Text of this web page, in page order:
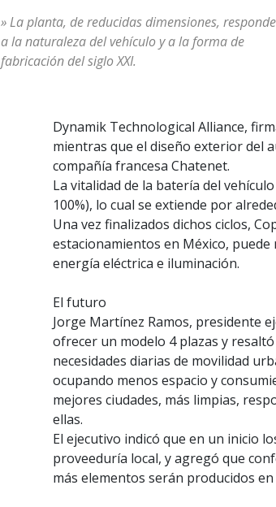
» La planta, de reducidas dimensiones, responde
a la naturaleza del vehículo y a la forma de
fabricación del siglo XXI.
Dynamik Technological Alliance,
mientras que el diseño exterior del
compañía francesa Chatenet.
La vitalidad de la batería del
100%), lo cual se extiende por
Una vez finalizados dichos ciclos,
estacionamientos en México,
energía eléctrica e iluminación.
El futuro
Jorge Martínez Ramos, presidente
ofrecer un modelo 4 plazas y
necesidades diarias de movilidad
ocupando menos espacio y
mejores ciudades, más limpias,
ellas.
El ejecutivo indicó que en un inicio
proveeduría local, y agregó que
más elementos serán producidos en